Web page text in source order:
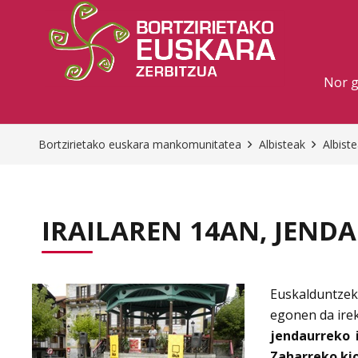
Nor
Bortzirietako euskara mankomunitatea Albisteak
IRAILAREN 14AN,
egonen da
jendaurreko